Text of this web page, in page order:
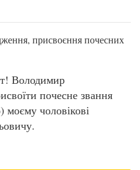
присвоєння почесних
Володимир
почесне звання
моєму чоловікові